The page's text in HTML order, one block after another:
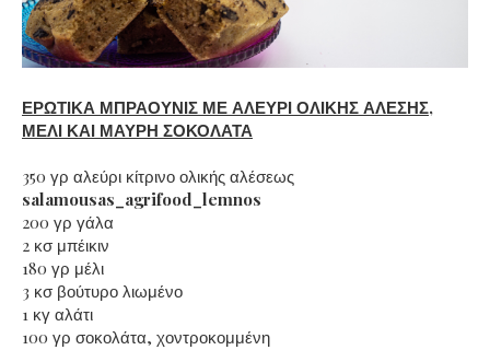
ΕΡΩΤΙΚΑ ΜΠΡΑΟΥΝΙΣ ΜΕ ΑΛΕΥΡΙ ΟΛΙΚΗΣ ΑΛΕΣΗΣ,
ΜΕΛΙ ΚΑΙ ΜΑΥΡΗ ΣΟΚΟΛΑΤΑ
350 γρ αλεύρι κίτρινο ολικής αλέσεως
salamousas_agrifood_lemnos
200 γρ γάλα
2 κσ μπέικιν
180 γρ μέλι
3 κσ βούτυρο λιωμένο
1 κγ αλάτι
100 γρ σοκολάτα, χοντροκομμένη